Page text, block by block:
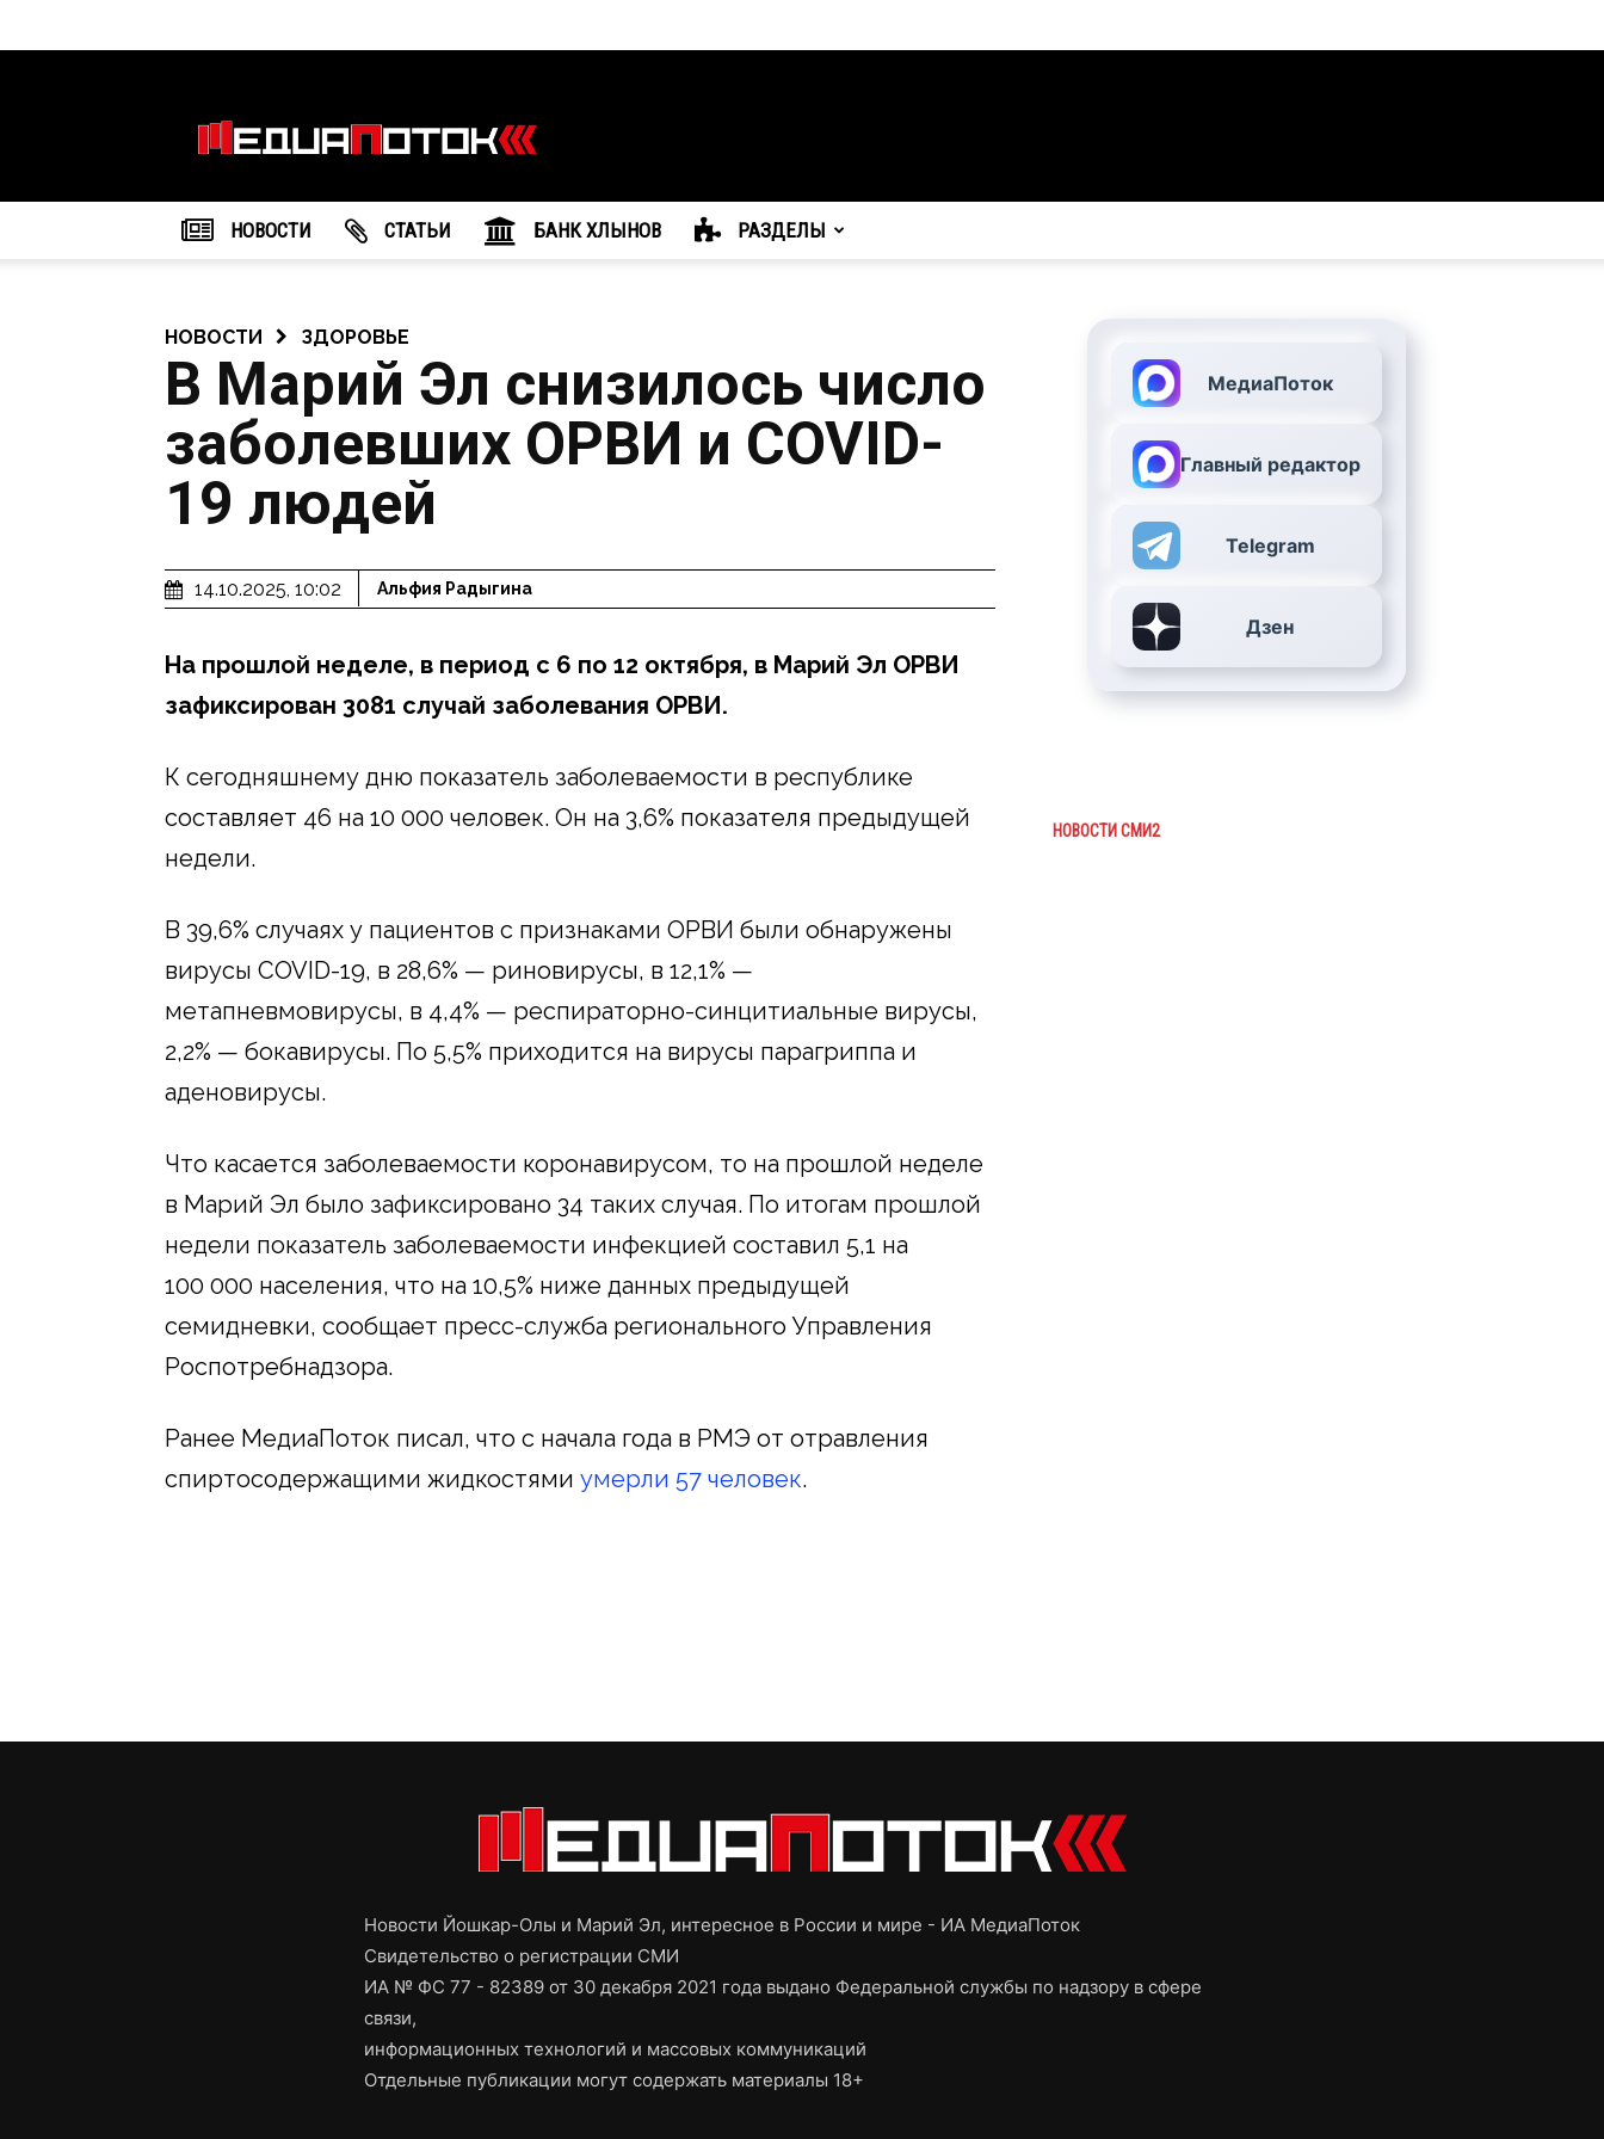
агентство
"МедиаПоток"
НОВОСТИ CТАТЬИ БАНК ХЛЫНОВ РАЗДЕЛЫ
НОВОСТИ ЗДОРОВЬЕ
В Марий Эл снизилось число
заболевших ОРВИ и COVID-
19 людей
14.10.2025, 10:02 Альфия Радыгина
На прошлой неделе, в период с 6 по 12 октября, в Марий Эл ОРВИ
зафиксирован 3081 случай заболевания ОРВИ.
К сегодняшнему дню показатель заболеваемости в республике
составляет 46 на 10 000 человек. Он на 3,6% показателя предыдущей
недели.
В 39,6% случаях у пациентов с признаками ОРВИ были обнаружены
вирусы COVID-19, в 28,6% — риновирусы, в 12,1% —
метапневмовирусы, в 4,4% — респираторно-синцитиальные вирусы,
2,2% — бокавирусы. По 5,5% приходится на вирусы парагриппа и
аденовирусы.
Что касается заболеваемости коронавирусом, то на прошлой неделе
в Марий Эл было зафиксировано 34 таких случая. По итогам прошлой
недели показатель заболеваемости инфекцией составил 5,1 на
100 000 населения, что на 10,5% ниже данных предыдущей
семидневки, сообщает пресс-служба регионального Управления
Роспотребнадзора.
Ранее МедиаПоток писал, что с начала года в РМЭ от отравления
спиртосодержащими жидкостями умерли 57 человек.
МедиаПоток
Главный редактор
Telegram
Дзен
НОВОСТИ СМИ2
Новости Йошкар-Олы и Марий Эл, интересное в России и мире - ИА МедиаПоток
Свидетельство о регистрации СМИ
ИА № ФС 77 - 82389 от 30 декабря 2021 года выдано Федеральной службы по надзору в сфере
связи,
информационных технологий и массовых коммуникаций
Отдельные публикации могут содержать материалы 18+